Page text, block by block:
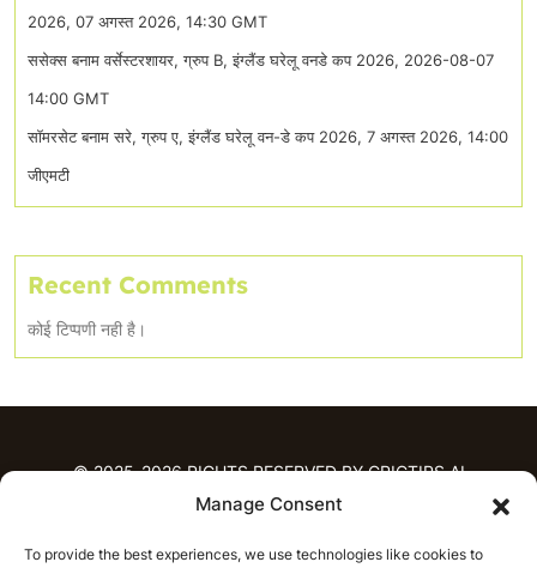
Manage Consent
To provide the best experiences, we use technologies like cookies to
2026, 07 अगस्त 2026, 14:30 GMT
ससेक्स बनाम वर्सेस्टरशायर, ग्रुप B, इंग्लैंड घरेलू वनडे कप 2026, 2026-08-07
14:00 GMT
सॉमरसेट बनाम सरे, ग्रुप ए, इंग्लैंड घरेलू वन-डे कप 2026, 7 अगस्त 2026, 14:00
जीएमटी
Recent Comments
कोई टिप्पणी नही है।
© 2025-2026 RIGHTS RESERVED BY CRICTIPS.AI
भविष्यवाणियाँ